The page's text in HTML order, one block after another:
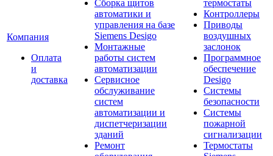
Компания
Оплата
и
доставка
Сборка щитов
автоматики и
управления на базе
Siemens Desigo
Монтажные
работы систем
автоматизации
Сервисное
обслуживание
систем
автоматизации и
диспетчеризации
зданий
Ремонт
термостаты
Контроллеры
Приводы
воздушных
заслонок
Программное
обеспечение
Desigo
Системы
безопасности
Системы
пожарной
сигнализации
Термостаты